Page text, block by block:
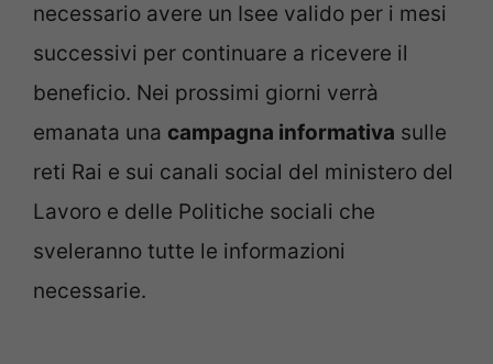
necessario avere un Isee valido per i mesi
successivi per continuare a ricevere il
beneficio. Nei prossimi giorni verrà
emanata una campagna informativa sulle
reti Rai e sui canali social del ministero del
Lavoro e delle Politiche sociali che
sveleranno tutte le informazioni
necessarie.